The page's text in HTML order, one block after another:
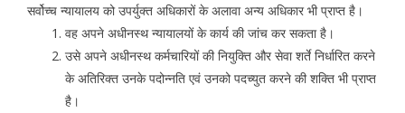
सर्वोच्च न्यायालय को उपर्युक्त अधिकारों के अलावा अन्य अधिकार भी प्राप्त है।
वह अपने अधीनस्थ न्यायालयों के कार्य की जांच कर सकता है।
उसे अपने अधीनस्थ कर्मचारियों की नियुक्ति और सेवा शर्ते निर्धारित करने
के अतिरिक्त उनके पदोन्नति एवं उनको पदच्युत करने की शक्ति भी प्राप्त
है।